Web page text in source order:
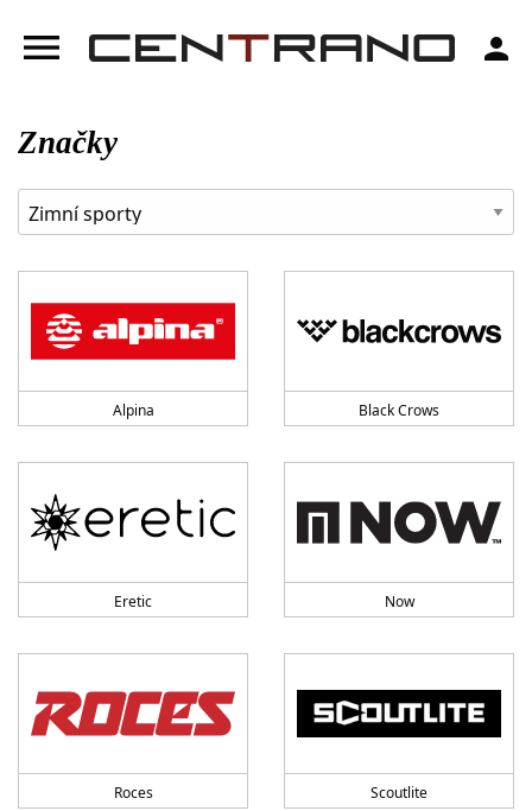
menu person
Značky
Alpina Black Crows
Eretic Now
Roces Scoutlite